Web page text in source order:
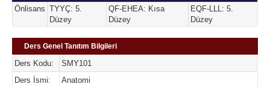
Önlisans TYYÇ: 5.
Düzey
QF-EHEA: Kısa
Düzey
EQF-LLL: 5.
Düzey
Ders Genel Tanıtım Bilgileri
Ders Kodu:
SMY101
Ders İsmi:
Anatomi